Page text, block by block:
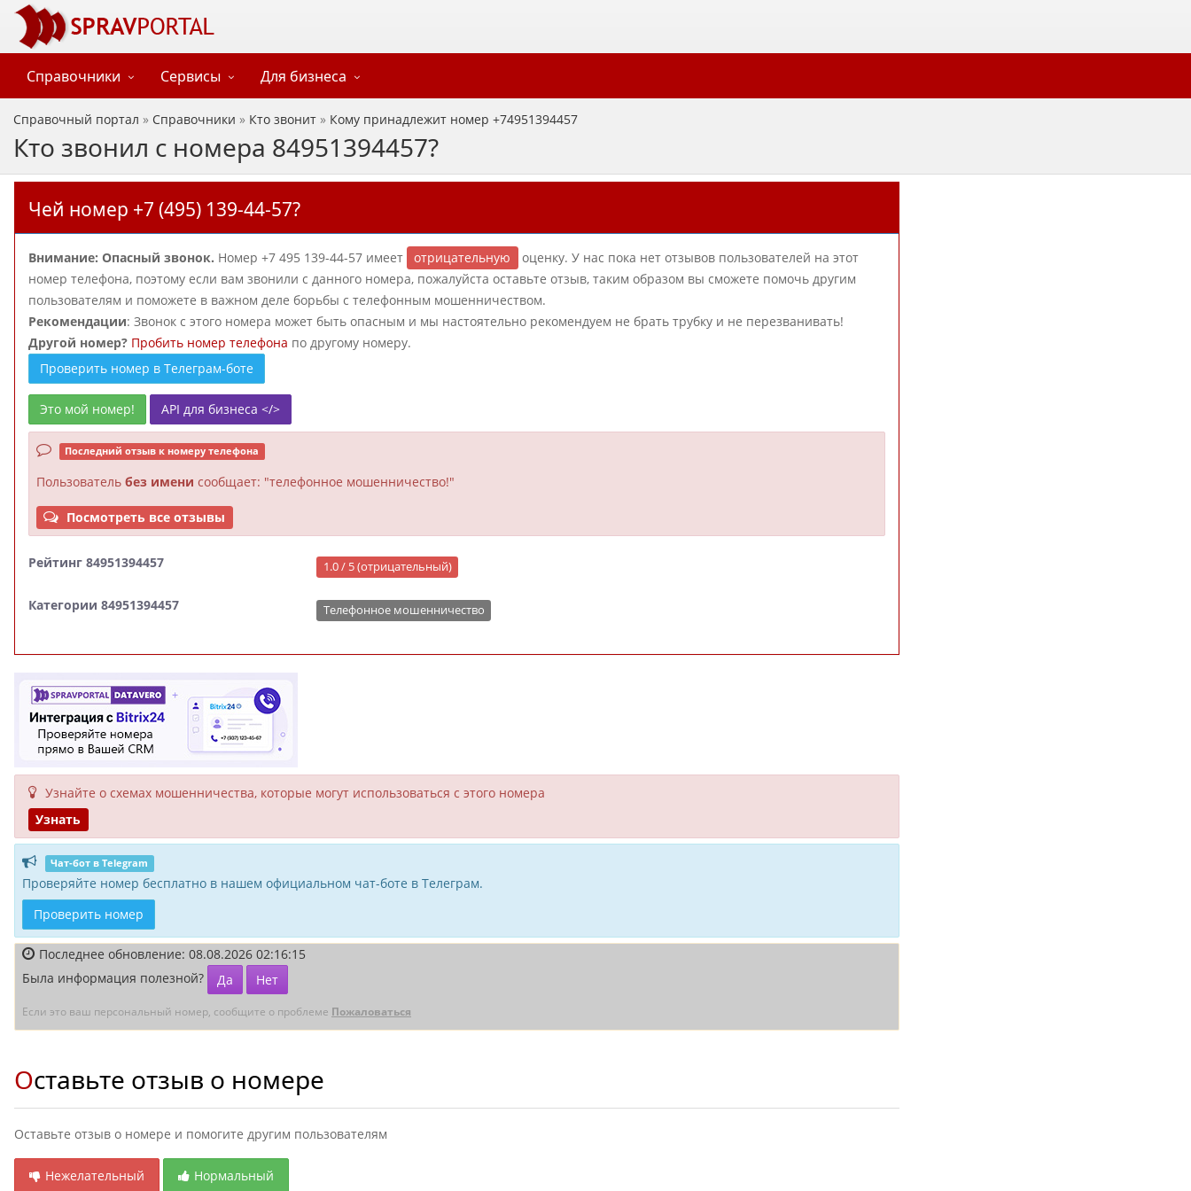
Справочники Сервисы Для бизнеса
Справочный портал » Справочники » Кто звонит » Кому принадлежит номер +74951394457
Кто звонил с номера 84951394457?
Чей номер +7 (495) 139-44-57?
Внимание: Опасный звонок. Номер +7 495 139-44-57 имеет отрицательную
оценку. У нас пока нет отзывов пользователей на этот
номер телефона, поэтому если вам звонили с данного номера, пожалуйста оставьте отзыв, таким образом вы сможете помочь другим
пользователям и поможете в важном деле борьбы с телефонным мошенничеством.
Рекомендации: Звонок с этого номера может быть опасным и мы настоятельно рекомендуем не брать трубку и не перезванивать!
Другой номер? Пробить номер телефона по другому номеру.
Проверить номер в Телеграм-боте
Это мой номер! API для бизнеса </>
Последний отзыв к номеру телефона
Пользователь без имени сообщает: "телефонное мошенничество!"
Посмотреть все отзывы
Рейтинг 84951394457 1.0 / 5 (отрицательный)
Категории 84951394457 Телефонное мошенничество
Узнайте о схемах мошенни­чества, кото­рые могут исполь­зоваться с этого номера
Узнать
Чат-бот в Telegram
Проверяйте номер бесплатно в нашем официальном чат-боте в Телеграм.
Проверить номер
Последнее обновление: 08.08.2026 02:16:15
Была информация полезной?
Да Нет
Если это ваш персональный номер, сообщите о проблеме Пожаловаться
Оставьте отзыв о номере
Оставьте отзыв о номере и помогите другим пользователям
Нежелательный Нормальный